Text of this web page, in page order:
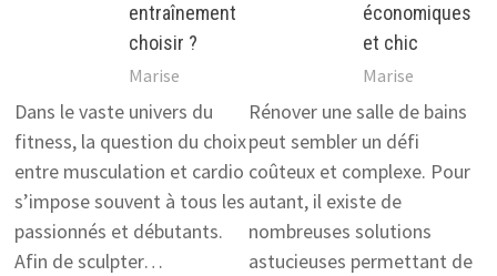
entraînement
choisir ?
Marise
Dans le vaste univers du
fitness, la question du choix
entre musculation et cardio
s’impose souvent à tous les
passionnés et débutants.
Afin de sculpter…
économiques
et chic
Marise
Rénover une salle de bains
peut sembler un défi
coûteux et complexe. Pour
autant, il existe de
nombreuses solutions
astucieuses permettant de